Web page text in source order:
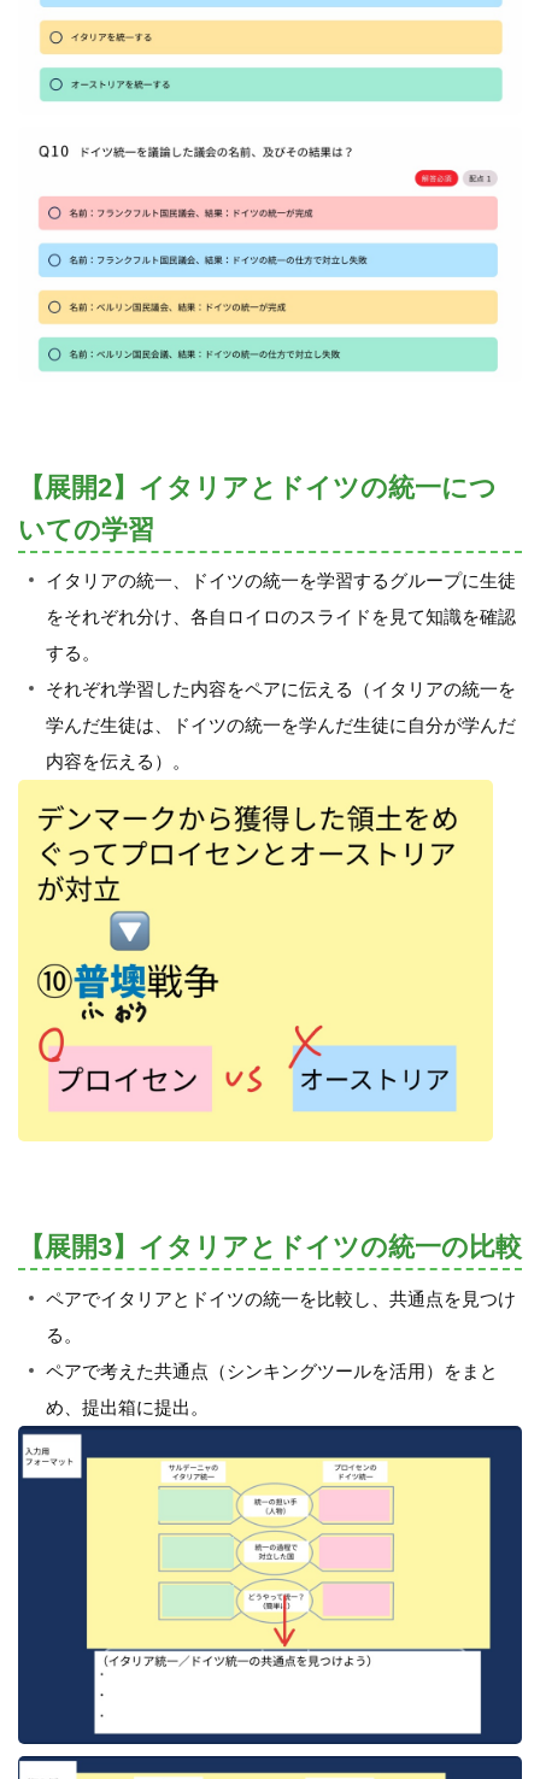
【展開2】イタリアとドイツの統一につ
いての学習
イタリアの統一、ドイツの統一を学習するグループに生徒
をそれぞれ分け、各自ロイロのスライドを見て知識を確認
する。
それぞれ学習した内容をペアに伝える（イタリアの統一を
学んだ生徒は、ドイツの統一を学んだ生徒に自分が学んだ
内容を伝える）。
【展開3】イタリアとドイツの統一の比較
ペアでイタリアとドイツの統一を比較し、共通点を見つけ
る。
ペアで考えた共通点（シンキングツールを活用）をまと
め、提出箱に提出。